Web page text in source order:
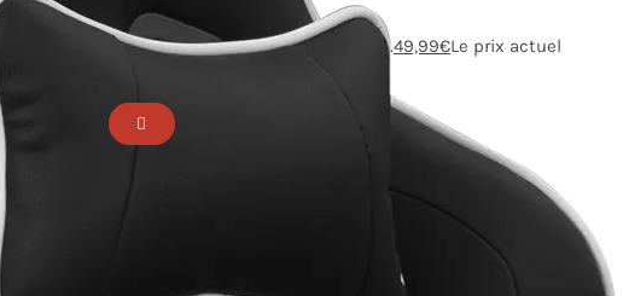
59,99€ Le prix initial était : 59,99€.49,99€Le prix actuel